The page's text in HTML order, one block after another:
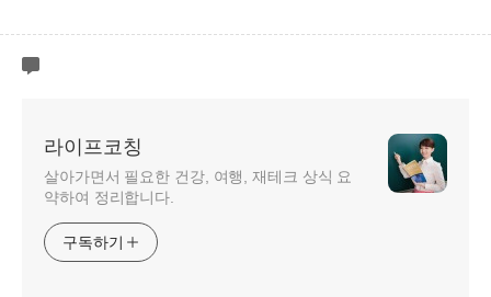
라이프코칭
살아가면서 필요한 건강, 여행, 재테크 상식 요
약하여 정리합니다.
구독하기